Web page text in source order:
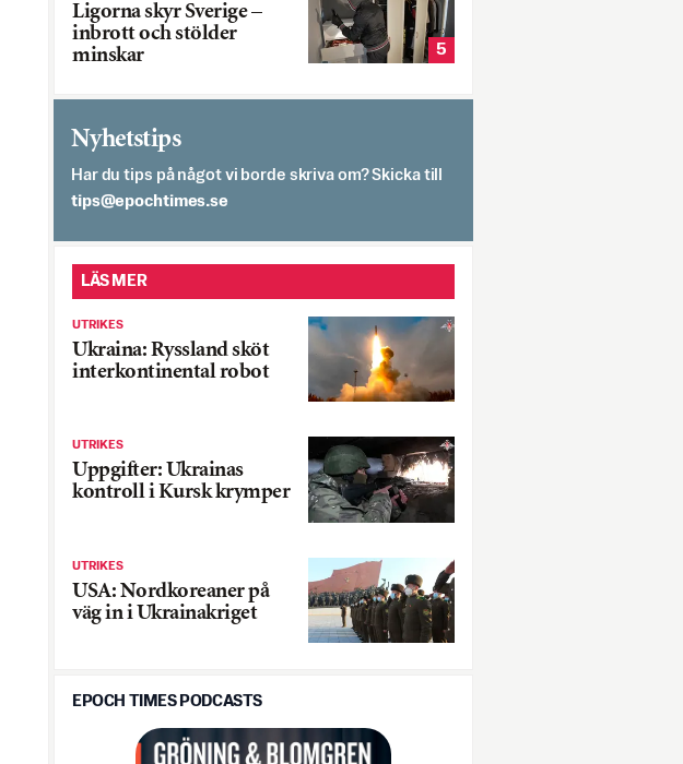
Ligorna skyr Sverige –
inbrott och stölder
minskar
5
Nyhetstips
Har du tips på något vi borde skriva om? Skicka till
es.semithcope@spit
LÄS MER
UTRIKES
Ukraina: Ryssland sköt
interkontinental robot
UTRIKES
Uppgifter: Ukrainas
kontroll i Kursk krymper
UTRIKES
USA: Nordkoreaner på
väg in i Ukrainakriget
EPOCH TIMES PODCASTS